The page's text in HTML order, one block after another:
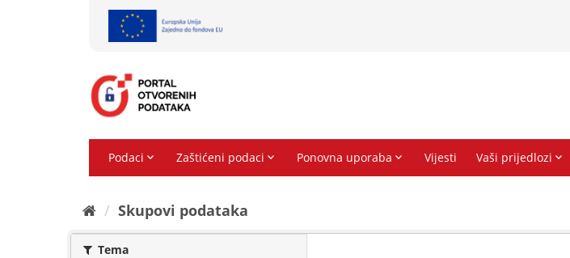
Skupovi podаtаkа
Tema